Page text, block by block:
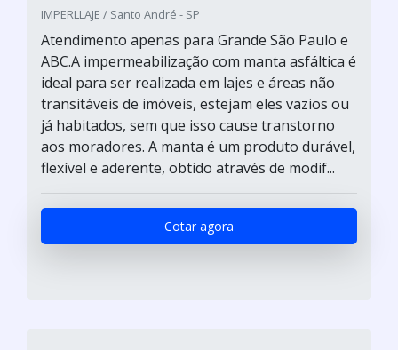
IMPERLLAJE / Santo André - SP
Atendimento apenas para Grande São Paulo e
ABC.A impermeabilização com manta asfáltica é
ideal para ser realizada em lajes e áreas não
transitáveis de imóveis, estejam eles vazios ou
já habitados, sem que isso cause transtorno
aos moradores. A manta é um produto durável,
flexível e aderente, obtido através de modif...
Cotar agora